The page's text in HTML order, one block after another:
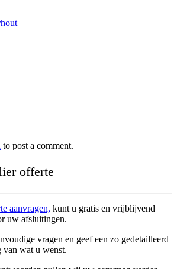
to post a comment.
offerte
aanvragen, kunt u gratis en vrijblijvend
uw afsluitingen.
vragen en geef een zo gedetailleerd
wat u wenst.